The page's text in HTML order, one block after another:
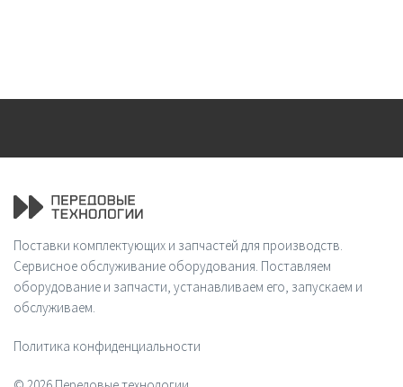
Поставки комплектующих и запчастей для производств.
Сервисное обслуживание оборудования. Поставляем
оборудование и запчасти, устанавливаем его, запускаем и
обслуживаем.
Политика конфиденциальности